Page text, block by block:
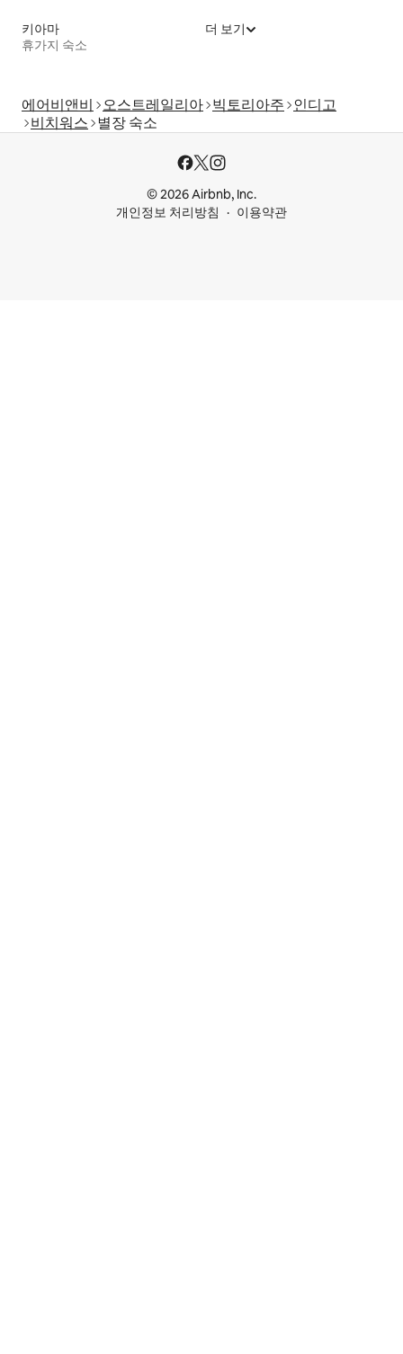
키아마
휴가지 숙소
더 보기
에어비앤비 오스트레일리아 빅토리아주 인디고
비치워스 별장 숙소
© 2026 Airbnb, Inc.
개인정보 처리방침
이용약관